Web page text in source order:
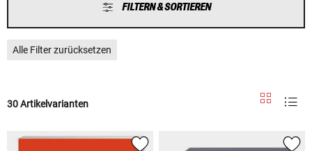
FILTERN & SORTIEREN
Alle Filter zurücksetzen
30 Artikelvarianten